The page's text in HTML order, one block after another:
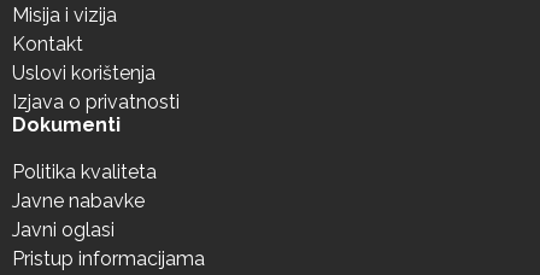
Misija i vizija
Kontakt
Uslovi korištenja
Izjava o privatnosti
Dokumenti
Politika kvaliteta
Javne nabavke
Javni oglasi
Pristup informacijama